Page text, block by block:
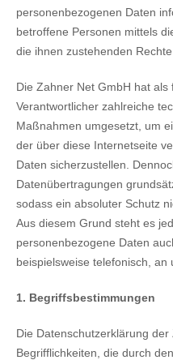
personenbezogenen Daten
betroffene Personen mittels
die ihnen zustehenden
Die Zahner Net GmbH hat als
Verantwortlicher zahlreiche
Maßnahmen umgesetzt, um
der über diese Internetseite
Daten sicherzustellen.
Datenübertragungen
sodass ein absoluter Schutz
Aus diesem Grund steht es
personenbezogene Daten
beispielsweise telefonisch, an
1. Begriffsbestimmungen
Die Datenschutzerklärung
Begrifflichkeiten, die durch